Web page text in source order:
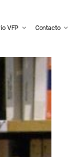
VFP Contacto